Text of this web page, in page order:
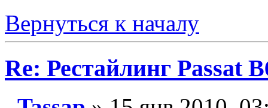
Вернуться к началу
Re: Рестайлинг Passat